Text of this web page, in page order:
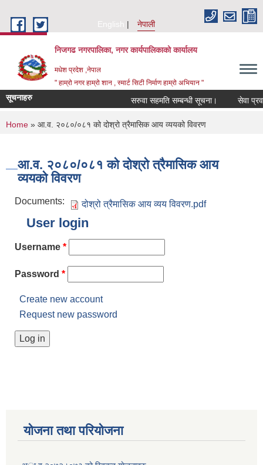
English
नेपाली
निजगढ नगरपालिका, नगर कार्यपालिकाको कार्यालय
मधेश प्रदेश ,नेपाल
" हाम्रो नगर हाम्रो शान , स्मार्ट सिटी निर्माण हाम्रो अभियान "
सूचनाहरु सरुवा सहमति सम्बन्धी सूचना। सेवा
You are here
Home » आ.व. २०८०/०८१ को दोश्रो त्रैमासिक आय व्ययको विवरण
आ.व. २०८०/०८१ को दोश्रो त्रैमासिक आय
व्ययको विवरण
Documents: दोश्रो त्रैमासिक आय व्यय विवरण.pdf
User login
Username *
Password *
Create new account
Request new password
योजना तथा परियोजना